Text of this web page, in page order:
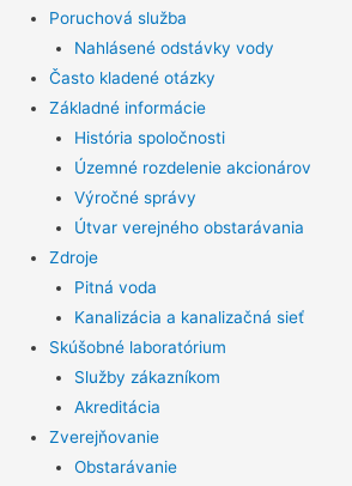
Poruchová služba
Nahlásené odstávky vody
Často kladené otázky
Základné informácie
História spoločnosti
Územné rozdelenie akcionárov
Výročné správy
Útvar verejného obstarávania
Zdroje
Pitná voda
Kanalizácia a kanalizačná sieť
Skúšobné laboratórium
Služby zákazníkom
Akreditácia
Zverejňovanie
Obstarávanie